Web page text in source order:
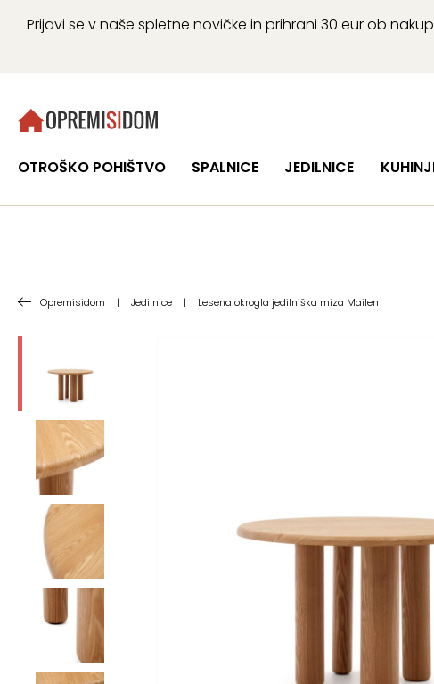
Prijavi se v naše spletne novičke in prihrani 30 eur ob
OTROŠKO POHIŠTVO SPALNICE JEDILNICE
Opremisidom | Jedilnice | Lesena okrogla jedilniška miza Mailen